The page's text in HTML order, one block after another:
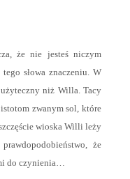
że nie jesteś niczym
słowa znaczeniu. W
niż Willa. Tacy
zwanym sol, które
wioska Willi leży
że
do czynienia…